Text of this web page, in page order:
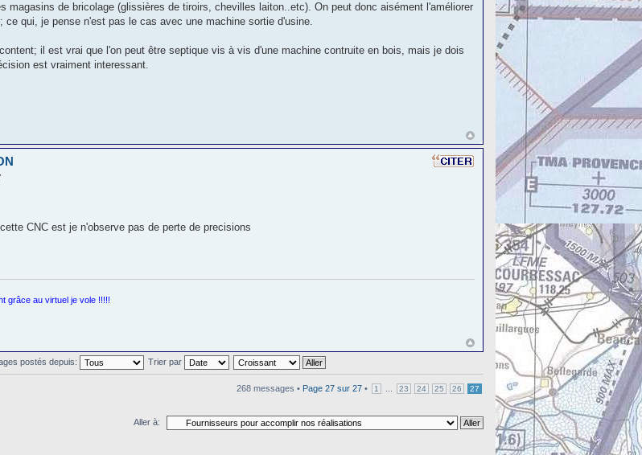
magasins de bricolage (glissières de tiroirs, chevilles laiton..etc). On peut donc aisément l'améliorer
ce qui, je pense n'est pas le cas avec une machine sortie d'usine.
il est vrai que l'on peut être septique vis à vis d'une machine contruite en bois, mais je dois
est vraiment interessant.
CNC est je n'observe pas de perte de precisions
grâce au virtuel je vole !!!!!
postés depuis: Trier par
268 messages • Page 27 sur 27 • 1 23 24 25 26 27
Aller à: